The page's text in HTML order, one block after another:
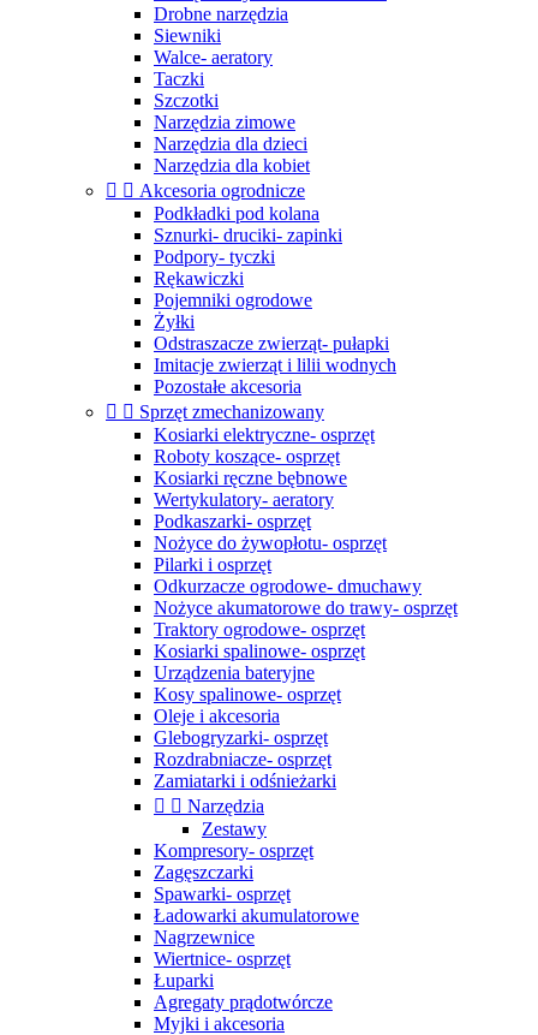
Drobne narzędzia
Siewniki
Walce- aeratory
Taczki
Szczotki
Narzędzia zimowe
Narzędzia dla dzieci
Narzędzia dla kobiet
  Akcesoria ogrodnicze
Podkładki pod kolana
Sznurki- druciki- zapinki
Podpory- tyczki
Rękawiczki
Pojemniki ogrodowe
Żyłki
Odstraszacze zwierząt- pułapki
Imitacje zwierząt i lilii wodnych
Pozostałe akcesoria
  Sprzęt zmechanizowany
Kosiarki elektryczne- osprzęt
Roboty koszące- osprzęt
Kosiarki ręczne bębnowe
Wertykulatory- aeratory
Podkaszarki- osprzęt
Nożyce do żywopłotu- osprzęt
Pilarki i osprzęt
Odkurzacze ogrodowe- dmuchawy
Nożyce akumatorowe do trawy- osprzęt
Traktory ogrodowe- osprzęt
Kosiarki spalinowe- osprzęt
Urządzenia bateryjne
Kosy spalinowe- osprzęt
Oleje i akcesoria
Glebogryzarki- osprzęt
Rozdrabniacze- osprzęt
Zamiatarki i odśnieżarki
  Narzędzia
Zestawy
Kompresory- osprzęt
Zagęszczarki
Spawarki- osprzęt
Ładowarki akumulatorowe
Nagrzewnice
Wiertnice- osprzęt
Łuparki
Agregaty prądotwórcze
Myjki i akcesoria